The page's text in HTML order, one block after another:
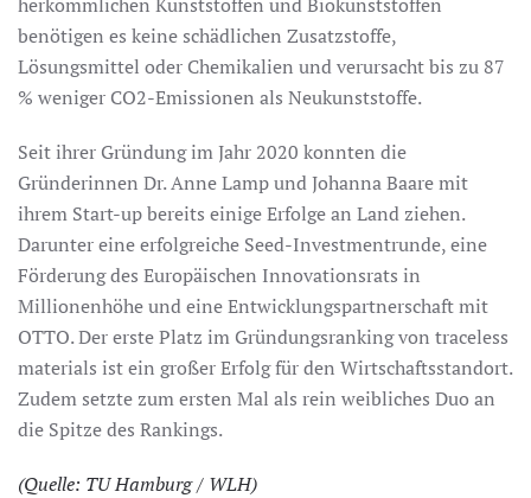
benötigen es keine schädlichen Zusatzstoffe,
Lösungsmittel oder Chemikalien und verursacht bis zu 87
% weniger CO2-Emissionen als Neukunststoffe.
Seit ihrer Gründung im Jahr 2020 konnten die
Gründerinnen Dr. Anne Lamp und Johanna Baare mit
ihrem Start-up bereits einige Erfolge an Land ziehen.
Darunter eine erfolgreiche Seed-Investmentrunde, eine
Förderung des Europäischen Innovationsrats in
Millionenhöhe und eine Entwicklungspartnerschaft mit
OTTO. Der erste Platz im Gründungsranking von traceless
materials ist ein großer Erfolg für den Wirtschaftsstandort.
Zudem setzte zum ersten Mal als rein weibliches Duo an
die Spitze des Rankings.
(Quelle: TU Hamburg / WLH)